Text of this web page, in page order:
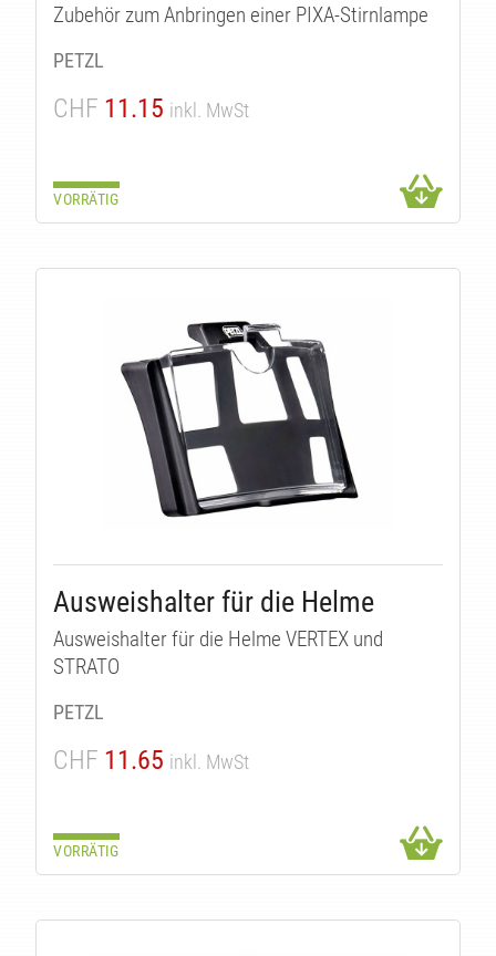
Zubehör zum Anbringen einer PIXA-Stirnlampe
PETZL
CHF 11.15 inkl. MwSt
VORRÄTIG
Ausweishalter für die Helme
Ausweishalter für die Helme VERTEX und
STRATO
PETZL
CHF 11.65 inkl. MwSt
VORRÄTIG